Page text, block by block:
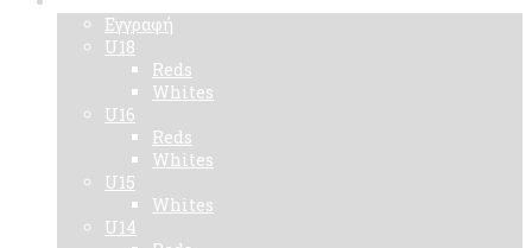
Εγγραφή
U18
Reds
Whites
U16
Reds
Whites
U15
Whites
U14